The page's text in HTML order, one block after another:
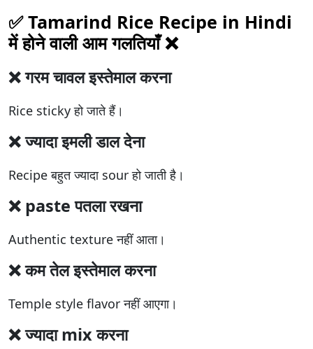
✅ Tamarind Rice Recipe in Hindi
में होने वाली आम गलतियाँ ❌
❌ गरम चावल इस्तेमाल करना
Rice sticky हो जाते हैं।
❌ ज्यादा इमली डाल देना
Recipe बहुत ज्यादा sour हो जाती है।
❌ paste पतला रखना
Authentic texture नहीं आता।
❌ कम तेल इस्तेमाल करना
Temple style flavor नहीं आएगा।
❌ ज्यादा mix करना